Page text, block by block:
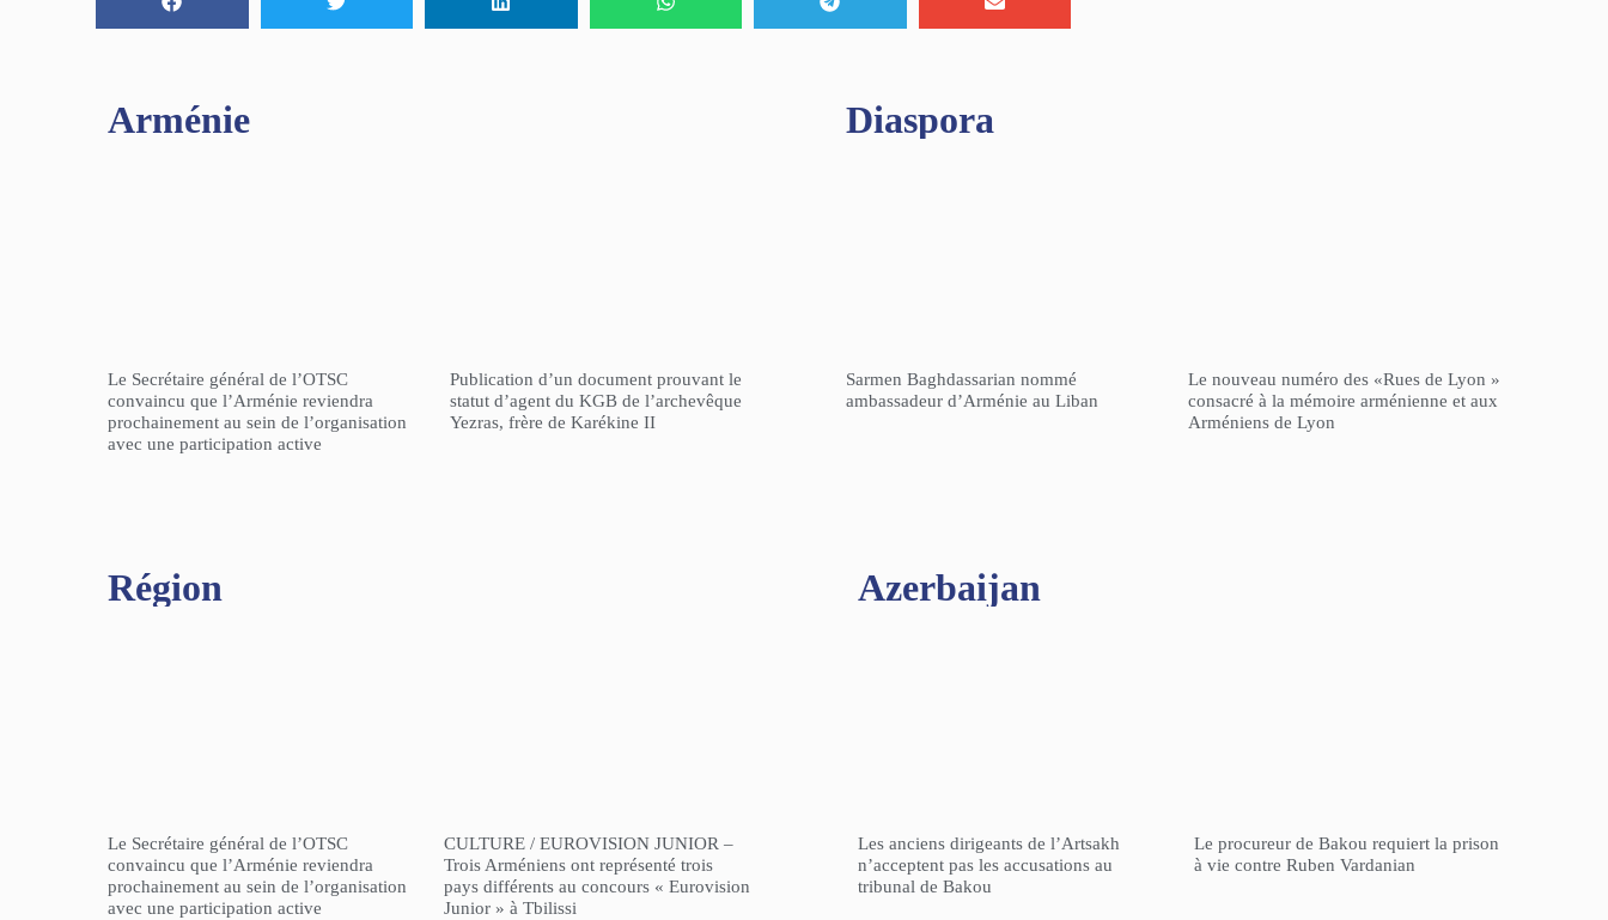
Arménie
Le Secrétaire général de l’OTSC
convaincu que l’Arménie reviendra
prochainement au sein de l’organisation
avec une participation active
Publication d’un document prouvant le
statut d’agent du KGB de l’archevêque
Yezras, frère de Karékine II
Diaspora
Sarmen Baghdassarian nommé
ambassadeur d’Arménie au Liban
Le nouveau numéro des «Rues de Lyon »
consacré à la mémoire arménienne et aux
Arméniens de Lyon
Région​
Le Secrétaire général de l’OTSC
convaincu que l’Arménie reviendra
prochainement au sein de l’organisation
avec une participation active
CULTURE / EUROVISION JUNIOR –
Trois Arméniens ont représenté trois
pays différents au concours « Eurovision
Junior » à Tbilissi
Azerbaijan
Les anciens dirigeants de l’Artsakh
n’acceptent pas les accusations au
tribunal de Bakou
Le procureur de Bakou requiert la prison
à vie contre Ruben Vardanian